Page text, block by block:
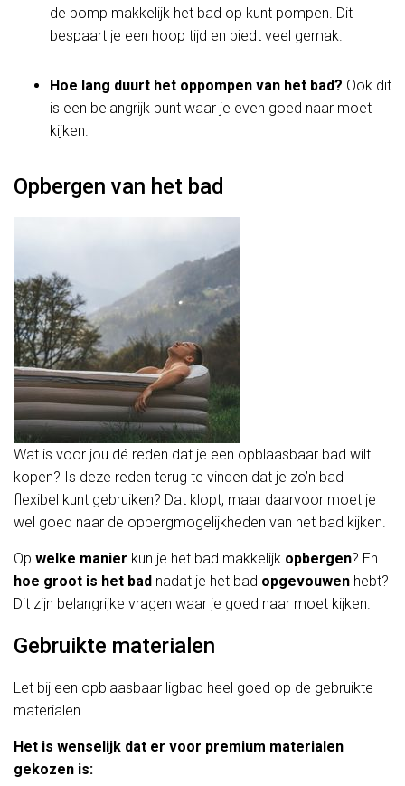
de pomp makkelijk het bad op kunt pompen. Dit
bespaart je een hoop tijd en biedt veel gemak.
Hoe lang duurt het oppompen van het bad? Ook dit
is een belangrijk punt waar je even goed naar moet
kijken.
Opbergen van het bad
Wat is voor jou dé reden dat je een opblaasbaar bad wilt
kopen? Is deze reden terug te vinden dat je zo’n bad
flexibel kunt gebruiken? Dat klopt, maar daarvoor moet je
wel goed naar de opbergmogelijkheden van het bad kijken.
Op welke manier kun je het bad makkelijk opbergen? En
hoe groot is het bad nadat je het bad opgevouwen hebt?
Dit zijn belangrijke vragen waar je goed naar moet kijken.
Gebruikte materialen
Let bij een opblaasbaar ligbad heel goed op de gebruikte
materialen.
Het is wenselijk dat er voor premium materialen
gekozen is: